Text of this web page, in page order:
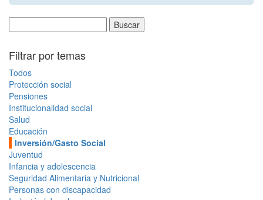
Filtrar por temas
Todos
Protección social
Pensiones
Institucionalidad social
Salud
Educación
Inversión/Gasto Social
Juventud
Infancia y adolescencia
Seguridad Alimentaria y Nutricional
Personas con discapacidad